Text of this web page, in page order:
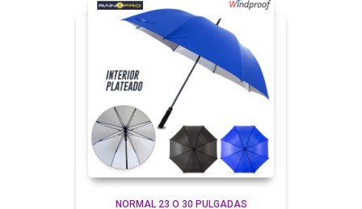
NORMAL 23 O 30 PULGADAS